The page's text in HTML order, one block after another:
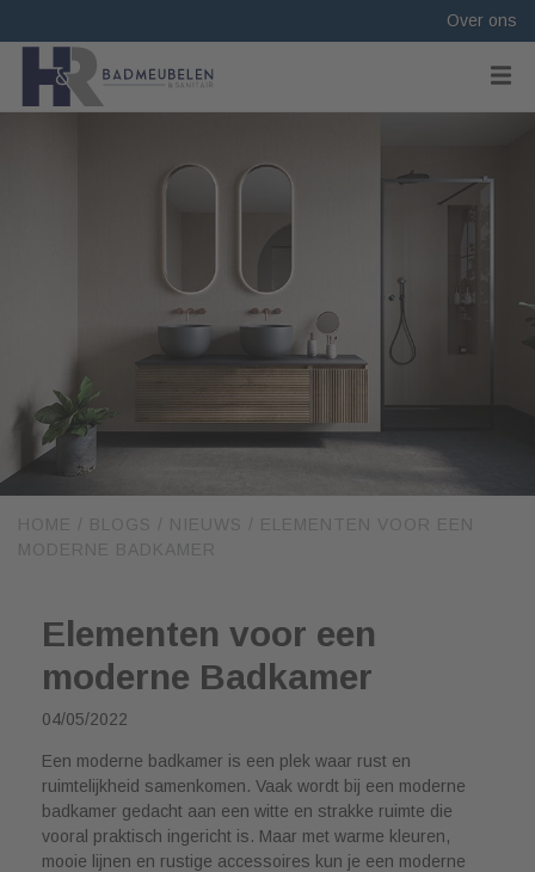
Over ons
HOME BLOGS NIEUWS
ELEMENTEN VOOR EEN
MODERNE BADKAMER
Elementen voor een
moderne Badkamer
04/05/2022
Een moderne badkamer is een plek waar rust en
ruimtelijkheid samenkomen. Vaak wordt bij een moderne
badkamer gedacht aan een witte en strakke ruimte die
vooral praktisch ingericht is. Maar met warme kleuren,
mooie lijnen en rustige accessoires kun je een moderne